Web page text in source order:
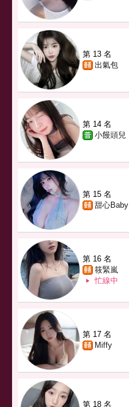
第 13 名
出氣包
第 14 名
小饅頭兒
第 15 名
甜心Baby
第 16 名
筱緊嵐
忙線中
第 17 名
Miffy
第 18 名